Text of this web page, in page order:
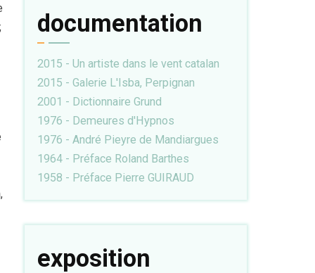
documentation
2015 - Un artiste dans le vent catalan
2015 - Galerie L'Isba, Perpignan
2001 - Dictionnaire Grund
1976 - Demeures d'Hypnos
1976 - André Pieyre de Mandiargues
1964 - Préface Roland Barthes
1958 - Préface Pierre GUIRAUD
exposition